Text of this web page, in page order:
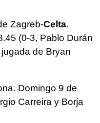
Zagreb-Celta.
(0-3, Pablo Durán
de Bryan
Domingo 9 de
Carreira y Borja